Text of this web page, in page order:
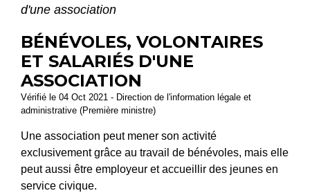
d'une association
BÉNÉVOLES, VOLONTAIRES
ET SALARIÉS D'UNE
ASSOCIATION
Vérifié le 04 Oct 2021 - Direction de l'information légale et
administrative (Première ministre)
Une association peut mener son activité
exclusivement grâce au travail de bénévoles, mais elle
peut aussi être employeur et accueillir des jeunes en
service civique.